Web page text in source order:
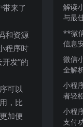
来了
和资源
程序时
发”的
可以
，比
加便
解读
与最
**微
信息
微信
全解
小程
者轻
小程
支付